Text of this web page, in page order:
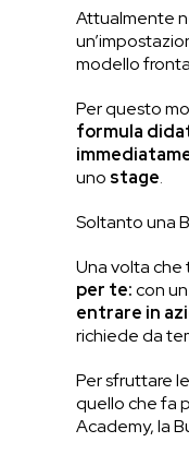
Attualmente
modello
Per questo
formula
uno stage.
Soltanto una
Una volta che
per te:con
entrare in
richiede da
Per sfruttare
quello che fa
Academy, la